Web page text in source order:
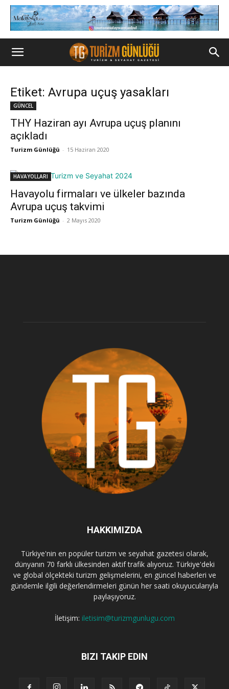
Etiket: Avrupa uçuş yasakları
GÜNCEL
THY Haziran ayı Avrupa uçuş planını
açıkladı
Turizm Günlüğü - 15 Haziran 2020
HAVAYOLLARI
Havayolu firmaları ve ülkeler bazında
Avrupa uçuş takvimi
Turizm Günlüğü - 2 Mayıs 2020
HAKKIMIZDA
Türkiye'nin en popüler turizm ve seyahat gazetesi olarak,
dünyanın 70 farklı ülkesinden aktif trafik alıyoruz. Türkiye'deki
ve global ölçekteki turizm gelişmelerini, en güncel haberleri ve
gündemle ilgili değerlendirmeleri günün her saati okuyucularıyla
paylaşıyoruz.
İletişim: iletisim@turizmgunlugu.com
BIZI TAKIP EDIN